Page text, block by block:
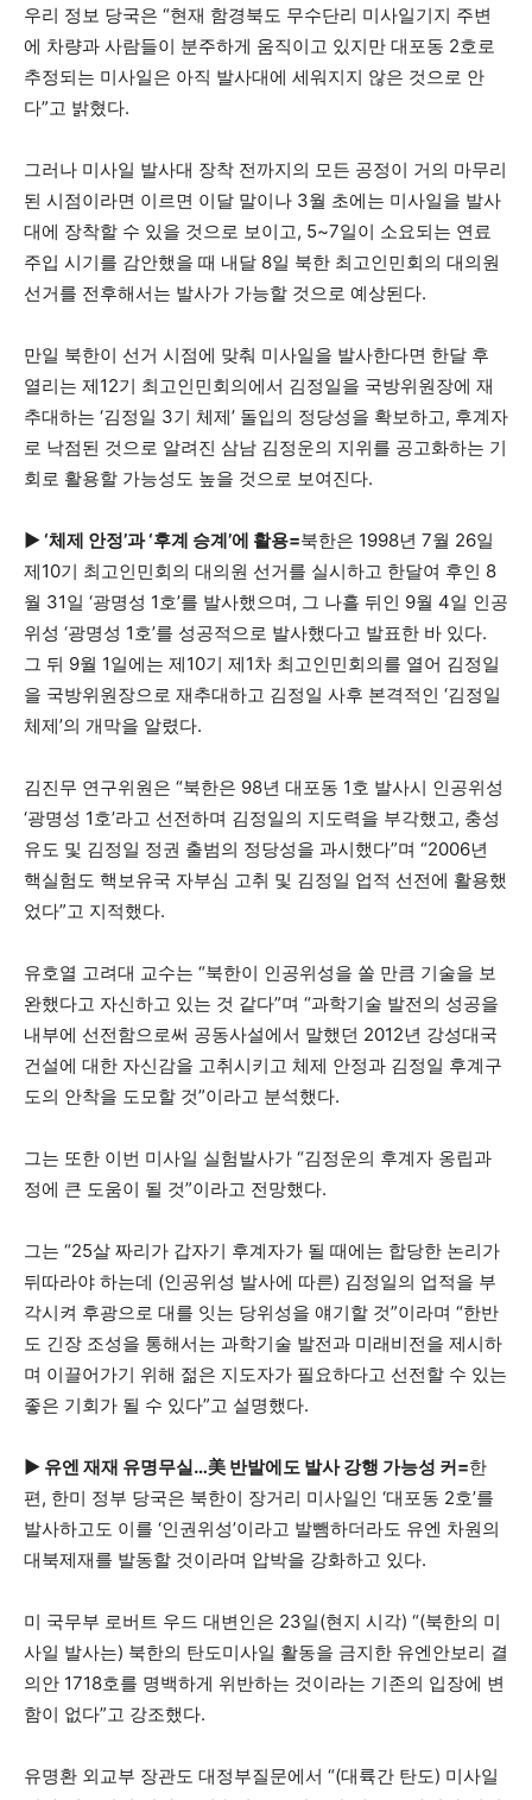
우리 정보 당국은 “현재 함경북도 무수단리 미사일기지 주변
에 차량과 사람들이 분주하게 움직이고 있지만 대포동 2호로
추정되는 미사일은 아직 발사대에 세워지지 않은 것으로 안
다”고 밝혔다.
그러나 미사일 발사대 장착 전까지의 모든 공정이 거의 마무리
된 시점이라면 이르면 이달 말이나 3월 초에는 미사일을 발사
대에 장착할 수 있을 것으로 보이고, 5~7일이 소요되는 연료
주입 시기를 감안했을 때 내달 8일 북한 최고인민회의 대의원
선거를 전후해서는 발사가 가능할 것으로 예상된다.
만일 북한이 선거 시점에 맞춰 미사일을 발사한다면 한달 후
열리는 제12기 최고인민회의에서 김정일을 국방위원장에 재
추대하는 ‘김정일 3기 체제’ 돌입의 정당성을 확보하고, 후계자
로 낙점된 것으로 알려진 삼남 김정운의 지위를 공고화하는 기
회로 활용할 가능성도 높을 것으로 보여진다.
▶ ‘체제 안정’과 ‘후계 승계’에 활용=북한은 1998년 7월 26일
제10기 최고인민회의 대의원 선거를 실시하고 한달여 후인 8
월 31일 ‘광명성 1호’를 발사했으며, 그 나흘 뒤인 9월 4일 인공
위성 ‘광명성 1호’를 성공적으로 발사했다고 발표한 바 있다.
그 뒤 9월 1일에는 제10기 제1차 최고인민회의를 열어 김정일
을 국방위원장으로 재추대하고 김정일 사후 본격적인 ‘김정일
체제’의 개막을 알렸다.
김진무 연구위원은 “북한은 98년 대포동 1호 발사시 인공위성
‘광명성 1호’라고 선전하며 김정일의 지도력을 부각했고, 충성
유도 및 김정일 정권 출범의 정당성을 과시했다”며 “2006년
핵실험도 핵보유국 자부심 고취 및 김정일 업적 선전에 활용했
었다”고 지적했다.
유호열 고려대 교수는 “북한이 인공위성을 쏠 만큼 기술을 보
완했다고 자신하고 있는 것 같다”며 “과학기술 발전의 성공을
내부에 선전함으로써 공동사설에서 말했던 2012년 강성대국
건설에 대한 자신감을 고취시키고 체제 안정과 김정일 후계구
도의 안착을 도모할 것”이라고 분석했다.
그는 또한 이번 미사일 실험발사가 “김정운의 후계자 옹립과
정에 큰 도움이 될 것”이라고 전망했다.
그는 “25살 짜리가 갑자기 후계자가 될 때에는 합당한 논리가
뒤따라야 하는데 (인공위성 발사에 따른) 김정일의 업적을 부
각시켜 후광으로 대를 잇는 당위성을 얘기할 것”이라며 “한반
도 긴장 조성을 통해서는 과학기술 발전과 미래비전을 제시하
며 이끌어가기 위해 젊은 지도자가 필요하다고 선전할 수 있는
좋은 기회가 될 수 있다”고 설명했다.
▶ 유엔 재재 유명무실…美 반발에도 발사 강행 가능성 커=한
편, 한미 정부 당국은 북한이 장거리 미사일인 ‘대포동 2호’를
발사하고도 이를 ‘인권위성’이라고 발뺌하더라도 유엔 차원의
대북제재를 발동할 것이라며 압박을 강화하고 있다.
미 국무부 로버트 우드 대변인은 23일(현지 시각) “(북한의 미
사일 발사는) 북한의 탄도미사일 활동을 금지한 유엔안보리 결
의안 1718호를 명백하게 위반하는 것이라는 기존의 입장에 변
함이 없다”고 강조했다.
유명환 외교부 장관도 대정부질문에서 “(대륙간 탄도) 미사일